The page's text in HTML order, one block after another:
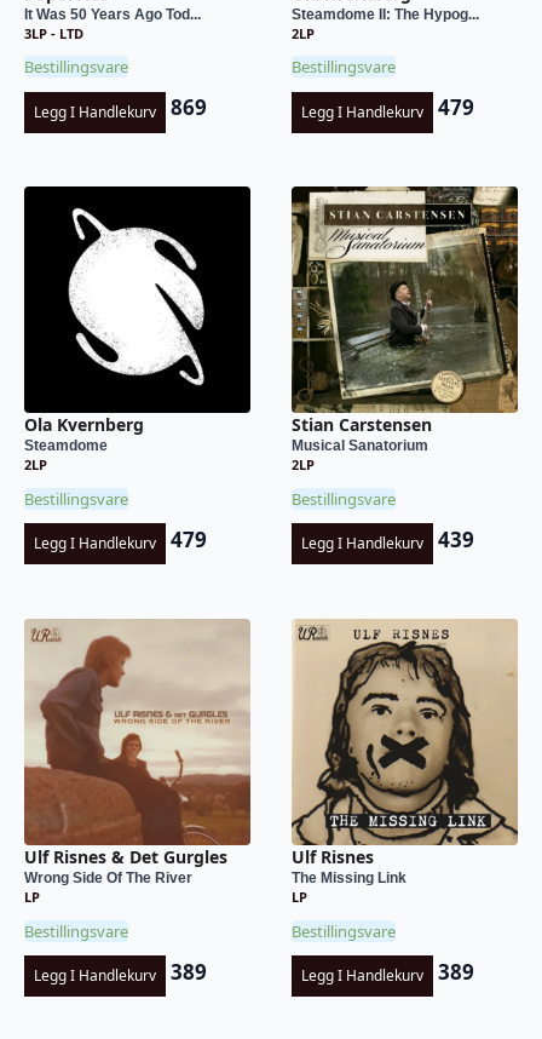
It Was 50 Years Ago Tod...
3LP - LTD
Bestillingsvare
Legg I Handlekurv 869
Steamdome II: The Hypog...
2LP
Bestillingsvare
Legg I Handlekurv 479
Ola Kvernberg
Steamdome
2LP
Bestillingsvare
Legg I Handlekurv 479
Stian Carstensen
Musical Sanatorium
2LP
Bestillingsvare
Legg I Handlekurv 439
Ulf Risnes & Det Gurgles
Wrong Side Of The River
LP
Bestillingsvare
Legg I Handlekurv 389
Ulf Risnes
The Missing Link
LP
Bestillingsvare
Legg I Handlekurv 389